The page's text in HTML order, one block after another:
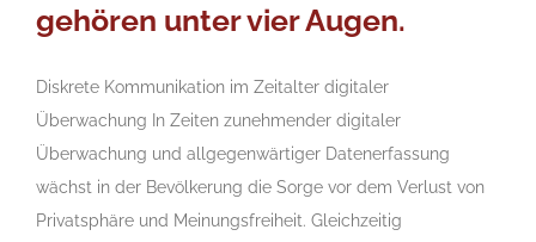
gehören unter vier Augen.
Diskrete Kommunikation im Zeitalter digitaler
Überwachung In Zeiten zunehmender digitaler
Überwachung und allgegenwärtiger Datenerfassung
wächst in der Bevölkerung die Sorge vor dem Verlust von
Privatsphäre und Meinungsfreiheit. Gleichzeitig